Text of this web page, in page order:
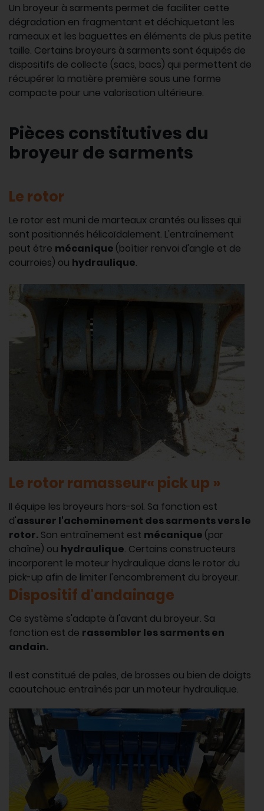
Un broyeur à sarments permet de faciliter cette
dégradation en fragmentant et déchiquetant les
rameaux et les baguettes en éléments de plus petite
taille. Certains broyeurs à sarments sont équipés de
dispositifs de collecte (sacs, bacs) qui permettent de
récupérer la matière première sous une forme
compacte pour une valorisation ultérieure.
Pièces constitutives du
broyeur de sarments
Le rotor
Le rotor est muni de marteaux crantés ou lisses qui
sont positionnés hélicoïdalement. L'entraînement
peut être mécanique (boîtier renvoi d'angle et de
courroies) ou hydraulique.
Le rotor ramasseur« pick up »
Il équipe les broyeurs hors-sol. Sa fonction est
d'assurer l'acheminement des sarments vers le
rotor. Son entraînement est mécanique (par
chaîne) ou hydraulique. Certains constructeurs
incorporent le moteur hydraulique dans le rotor du
pick-up afin de limiter l'encombrement du broyeur.
Dispositif d'andainage
Ce système s'adapte à l'avant du broyeur. Sa
fonction est de rassembler les sarments en
andain.
Il est constitué de pales, de brosses ou bien de doigts
caoutchouc entraînés par un moteur hydraulique.